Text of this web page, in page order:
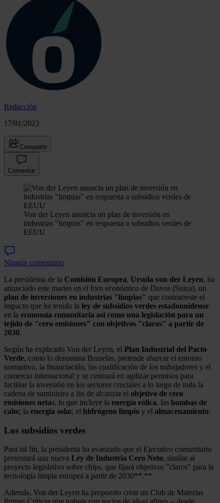
Redacción
17/01/2023
Compartir
Comentar
Von der Leyen anuncia un plan de inversión en
industrias "limpias" en respuesta a subsidios verdes de
EEUU
Ningún comentario
La presidenta de la Comisión Europea, Ursula von der Leyen, ha
anunciado este martes en el foro económico de Davos (Suiza), un
plan de inversiones en industrias "limpias" que contrarreste el
impacto que ha tenido la ley de subsidios verdes estadounidense
en la economía comunitaria así como una legislación para un
tejido de "cero emisiones" con objetivos "claros" a partir de
2030.
Según ha explicado Von der Leyen, el Plan Industrial del Pacto
Verde, como lo denomina Bruselas, pretende abarcar el entorno
normativo, la financiación, las cualificación de los trabajadores y el
comercio internacional y se centrará en agilizar permisos para
facilitar la inversión en los sectores cruciales a lo largo de toda la
cadena de suministro a fin de alcanzar el objetivo de cero
emisiones netas, lo que incluye la energía eólica, las bombas de
calor, la energía solar, el hidrógeno limpio y el almacenamiento.
Los subsidios verdes
Para tal fin, la presidenta ha avanzado que el Ejecutivo comunitario
presentará una nueva Ley de Industria Cero Neto, similar al
proyecto legislativo sobre chips, que fijará objetivos "claros" para la
tecnología limpia europea a partir de 2030**.**
Además, Von der Leyen ha propuesto crear un Club de Materias